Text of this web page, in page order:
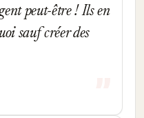
peut-être ! Ils en
sauf créer des